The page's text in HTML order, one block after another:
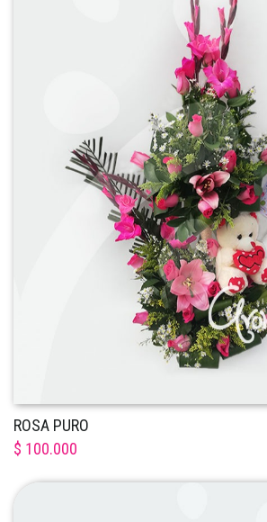
ROSA PURO
$ 100.000